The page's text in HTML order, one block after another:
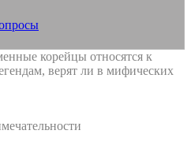
корейцы относятся к
верят ли в мифических